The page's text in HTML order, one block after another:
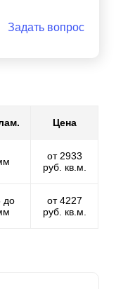
Задать вопрос
Цена
от 2933
руб. кв.м.
до
от 4227
руб. кв.м.